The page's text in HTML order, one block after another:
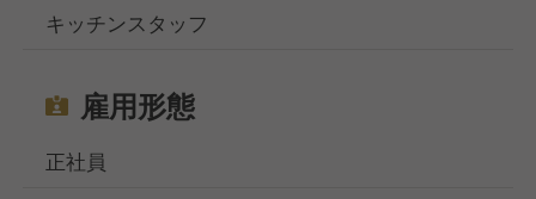
キッチンスタッフ
雇用形態
正社員